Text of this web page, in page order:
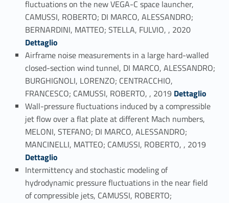
fluctuations on the new VEGA-C space launcher,
CAMUSSI, ROBERTO; DI MARCO, ALESSANDRO;
BERNARDINI, MATTEO; STELLA, FULVIO, , 2020Link identifier #identifier_person_109093-12
Dettaglio
Airframe noise measurements in a large hard-walled
closed-section wind tunnel, DI MARCO, ALESSANDRO;
BURGHIGNOLI, LORENZO; CENTRACCHIO,
FRANCESCO; CAMUSSI, ROBERTO, , 2019Link identifier #identifier_person_25275-13Dettaglio
Wall-pressure fluctuations induced by a compressible
jet flow over a flat plate at different Mach numbers,
MELONI, STEFANO; DI MARCO, ALESSANDRO;
MANCINELLI, MATTEO; CAMUSSI, ROBERTO, , 2019
Dettaglio
Intermittency and stochastic modeling of
hydrodynamic pressure fluctuations in the near field
of compressible jets, CAMUSSI, ROBERTO;